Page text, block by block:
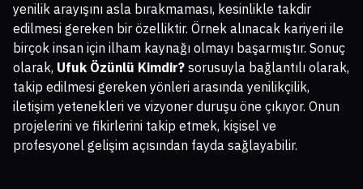
yenilik arayışını asla bırakmaması, kesinlikle takdir
edilmesi gereken bir özelliktir. Örnek alınacak kariyeri ile
birçok insan için ilham kaynağı olmayı başarmıştır. Sonuç
olarak, Ufuk Özünlü Kimdir? sorusuyla bağlantılı olarak,
takip edilmesi gereken yönleri arasında yenilikçilik,
iletişim yetenekleri ve vizyoner duruşu öne çıkıyor. Onun
projelerini ve fikirlerini takip etmek, kişisel ve
profesyonel gelişim açısından fayda sağlayabilir.